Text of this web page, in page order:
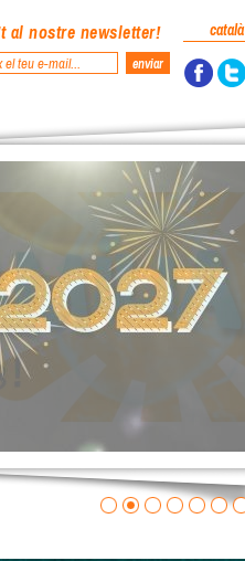
al nostre newsletter! català